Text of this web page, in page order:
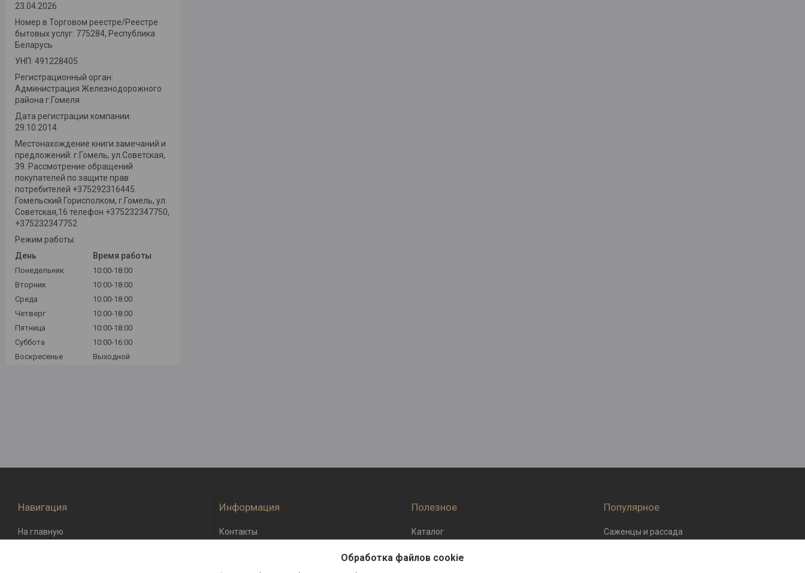
23.04.2026
Номер в Торговом реестре/Реестре
бытовых услуг: 775284, Республика
Беларусь
УНП: 491228405
Регистрационный орган:
Администрация Железнодорожного
района г.Гомеля
Дата регистрации компании:
29.10.2014
Местонахождение книги замечаний и
предложений: г.Гомель, ул.Советская,
39. Рассмотрение обращений
покупателей по защите прав
потребителей +375292316445.
Гомельский Горисполком, г.Гомель, ул.
Советская,16 телефон +375232347750,
+375232347752
Режим работы:
День
Время работы
Понедельник
10:00-18:00
Вторник
10:00-18:00
Среда
10:00-18:00
Четверг
10:00-18:00
Пятница
10:00-18:00
Суббота
10:00-16:00
Воскресенье
Выходной
Навигация
На главную
Информация
Контакты
Полезное
Каталог
Популярное
Саженцы и рассада
Обработка файлов cookie